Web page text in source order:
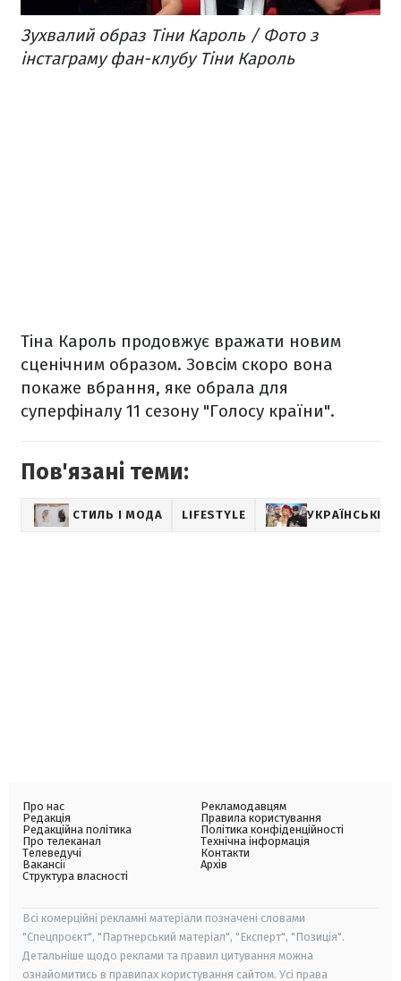
Зухвалий образ Тіни Кароль / Фото з
інстаграму фан-клубу Тіни Кароль
Тіна Кароль продовжує вражати новим
сценічним образом. Зовсім скоро вона
покаже вбрання, яке обрала для
суперфіналу 11 сезону "Голосу країни".
Пов'язані теми:
СТИЛЬ І МОДА LIFESTYLE УКРАЇНСЬКІ
Про нас
Редакція
Редакційна політика
Про телеканал
Телеведучі
Вакансії
Структура власності
Рекламодавцям
Правила користування
Політика конфіденційності
Технічна інформація
Контакти
Архів
Всі комерційні рекламні матеріали позначені словами
"Спецпроєкт", "Партнерський матеріал", "Експерт", "Позиція".
Детальніше щодо реклами та правил цитування можна
ознайомитись в правилах користування сайтом. Усі права